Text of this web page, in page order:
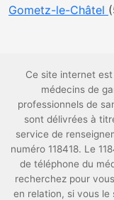
Gometz-le-Châtel
Ce site internet
médecins de
professionnels de
sont délivrées à
service de
numéro 118418. Le
de téléphone du
recherchez pour
en relation, si vous